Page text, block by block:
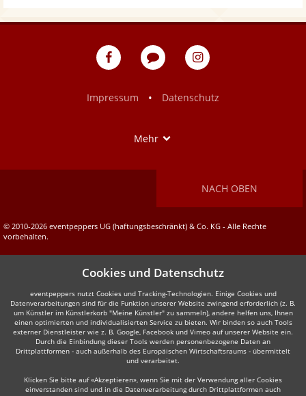
eventpeppers
Blog
eventpeppers
Impressum
• Datenschutz
Mehr
NACH OBEN
© 2010-2026 eventpeppers UG (haftungsbeschränkt) & Co. KG - Alle Rechte
vorbehalten.
Cookies und Datenschutz
eventpeppers nutzt Cookies und Tracking-Technologien. Einige Cookies und
Datenverarbeitungen sind für die Funktion unserer Website zwingend erforderlich (z. B.
um Künstler im Künstlerkorb "Meine Künstler" zu sammeln), andere helfen uns, Ihnen
einen optimierten und individualisierten Service zu bieten. Wir binden so auch Tools
externer Dienstleister wie z. B. Google, Facebook und Vimeo auf unserer Website ein.
Durch die Einbindung dieser Tools werden personenbezogene Daten an
Drittplattformen - auch außerhalb des Europäischen Wirtschaftsraums - übermittelt
und verarbeitet.
Klicken Sie bitte auf «Akzeptieren», wenn Sie mit der Verwendung aller Cookies
einverstanden sind und in die Datenverarbeitung durch Drittplattformen auch